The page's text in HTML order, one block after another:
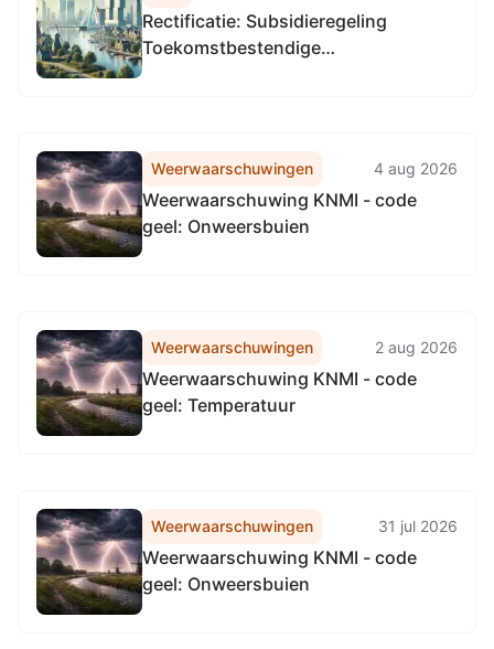
Rectificatie: Subsidieregeling
Toekomstbestendige
Weerwaarschuwingen 4 aug 2026
Weerwaarschuwing KNMI - code
geel: Onweersbuien
Weerwaarschuwingen 2 aug 2026
Weerwaarschuwing KNMI - code
geel: Temperatuur
Weerwaarschuwingen 31 jul 2026
Weerwaarschuwing KNMI - code
geel: Onweersbuien